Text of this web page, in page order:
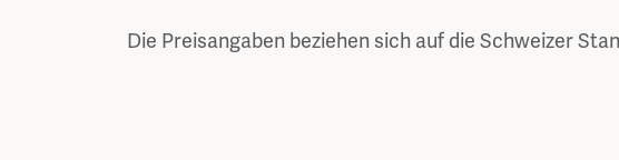
Die Preisangaben beziehen sich auf die Schweizer